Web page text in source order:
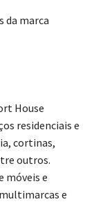
da marca
House
residenciais e
cortinas,
outros.
móveis e
e